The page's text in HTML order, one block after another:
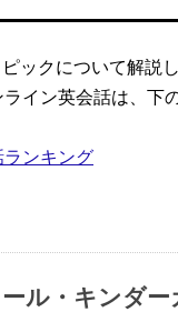
ックについて解説し
イン英会話は、下
ンキング
ル・キンダー